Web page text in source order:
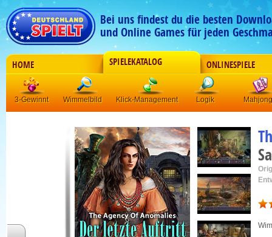
Bei uns findest du die besten
und Online Games für jeden
HOME SPIELEKATALOG ONLINESPIELE
3-Gewinnt Wimmelbild Klick-Management Logik Mahjong